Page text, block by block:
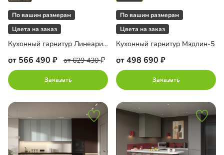
По вашим размерам
Цвета на заказ
Кухонный гарнитур Линеарис-6
от 566 490 от 629 430
Заказать
По вашим размерам
Цвета на заказ
Кухонный гарнитур Мэдлин-5
от 498 690
Заказать